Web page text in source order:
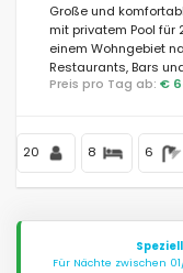
Große und
mit privatem Pool für
einem Wohngebiet
Restaurants, Bars
Jávea, und 1 km vom
Preis pro Tag ab: €
20 8 6
Für Nächte zwischen